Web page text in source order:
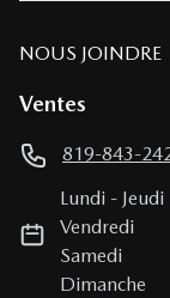
NOUS JOINDRE
Ventes
819-843-
Lundi - Jeudi
Vendredi
Samedi
Dimanche